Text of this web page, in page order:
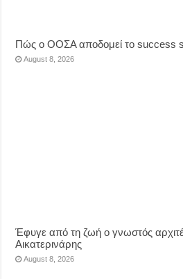
Πώς ο ΟΟΣΑ αποδομεί το success
August 8, 2026
Έφυγε από τη ζωή ο γνωστός
Αικατερινάρης
August 8, 2026